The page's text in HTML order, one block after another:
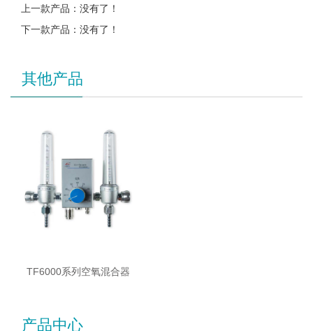
上一款产品：没有了！
下一款产品：没有了！
其他产品
TF6000系列空氧混合器
产品中心